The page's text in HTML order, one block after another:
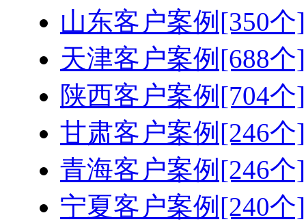
山东客户案例[350个]
天津客户案例[688个]
陕西客户案例[704个]
甘肃客户案例[246个]
青海客户案例[246个]
宁夏客户案例[240个]